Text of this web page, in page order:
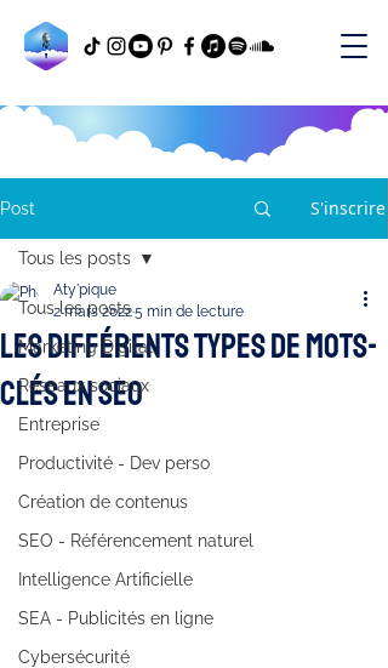
Post S'inscrire
Tous les posts
Marketing Digital
Réseaux sociaux
Entreprise
Productivité - Dev perso
Création de contenus
SEO - Référencement naturel
Intelligence Artificielle
SEA - Publicités en ligne
Cybersécurité
Tous les posts
Les différents types de mots-
clés en SEO
Aty'pique
2 mars 20225 min de lecture